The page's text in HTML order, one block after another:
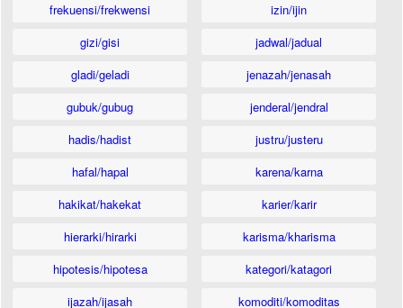
frekuensi/frekwensi
gizi/gisi
gladi/geladi
gubuk/gubug
hadis/hadist
hafal/hapal
hakikat/hakekat
hierarki/hirarki
hipotesis/hipotesa
ijazah/ijasah
izin/ijin
jadwal/jadual
jenazah/jenasah
jenderal/jendral
justru/justeru
karena/karna
karier/karir
karisma/kharisma
kategori/katagori
komoditi/komoditas